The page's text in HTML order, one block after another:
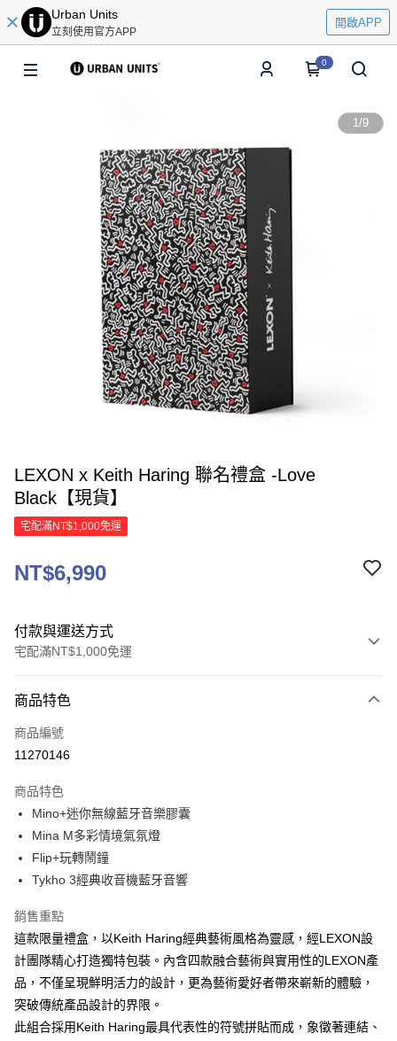
Urban Units
立刻使用官方APP
開啟APP
0
1/9
LEXON x Keith Haring 聯名禮盒 -Love
Black【現貨】
宅配滿NT$1,000免運
NT$6,990
付款與運送方式
宅配滿NT$1,000免運
信用卡一次付款
信用卡分期付款
合作金庫商業銀行
華南商業銀行
上海商業儲蓄銀行
國泰世華商業銀行
臺灣中小企業銀行
聯邦商業銀行
元大商業銀行
永豐商業銀行
星展（台灣）商業銀行
台新國際商業銀行
中國信託商業銀行
台灣樂天信用卡公司
6 期 0 利率 每期
華南商業銀行
上海商業儲蓄銀行
國泰世華商業銀行
匯豐（台灣）商業銀行
聯邦商業銀行
遠東國際商業銀行
元大商業銀行
永豐商業銀行
玉山商業銀行
星展（台灣）商業銀行
中國信託商業銀行
台灣樂天信用卡公司
LINE Pay
Apple Pay
運送方式
黑貓宅急便
每筆NT$120，滿NT$1,000(含以上)免運費
黑貓宅配(離島)
商品特色
商品編號
11270146
商品特色
Mino+迷你無線藍牙音樂膠囊
Mina M多彩情境氣氛燈
Flip+玩轉鬧鐘
Tykho 3經典收音機藍牙音響
銷售重點
這款限量禮盒，以Keith Haring經典藝術風格為靈感，經LEXON設
計團隊精心打造獨特包裝。內含四款融合藝術與實用性的LEXON產
品，不僅呈現鮮明活力的設計，更為藝術愛好者帶來嶄新的體驗，
突破傳統產品設計的界限。
此組合採用Keith Haring最具代表性的符號拼貼而成，象徵著連結、